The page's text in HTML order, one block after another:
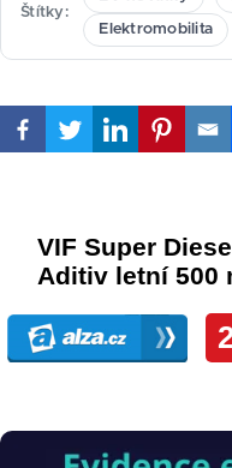
Štítky
Elektromobilita
Obrázek